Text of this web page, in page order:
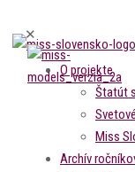
✕
O projekte
Štatút
Miss
Archív